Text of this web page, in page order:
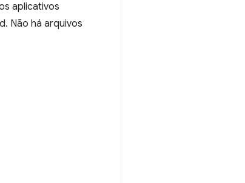
aplicativos
Não há arquivos